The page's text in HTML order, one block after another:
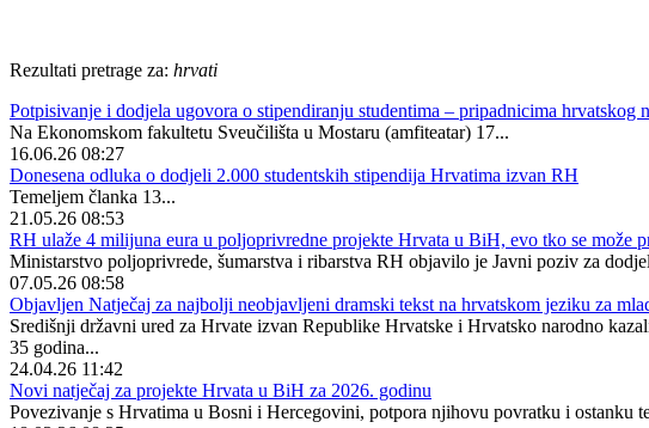
Rezultati pretrage za: hrvati
Potpisivanje i dodjela ugovora o stipendiranju studentima – pripadnicima
Na Ekonomskom fakultetu Sveučilišta u Mostaru (amfiteatar) 17...
16.06.26 08:27
Donesena odluka o dodjeli 2.000 studentskih stipendija Hrvatima izvan RH
Temeljem članka 13...
21.05.26 08:53
RH ulaže 4 milijuna eura u poljoprivredne projekte Hrvata u BiH, evo tko se može
Ministarstvo poljoprivrede, šumarstva i ribarstva RH objavilo je Javni poziv za
07.05.26 08:58
Objavljen Natječaj za najbolji neobjavljeni dramski tekst na hrvatskom jeziku za
Središnji državni ured za Hrvate izvan Republike Hrvatske i Hrvatsko narodno
35 godina...
24.04.26 11:42
Novi natječaj za projekte Hrvata u BiH za 2026. godinu
Povezivanje s Hrvatima u Bosni i Hercegovini, potpora njihovu povratku i ostanku